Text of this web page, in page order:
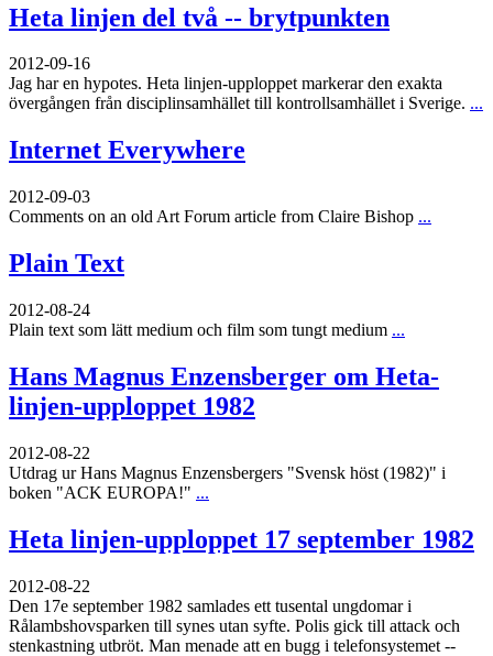
Heta linjen del två -- brytpunkten
2012-09-16
Jag har en hypotes. Heta linjen-upploppet markerar den exakta
övergången från disciplinsamhället till kontrollsamhället i Sverige. ...
Internet Everywhere
2012-09-03
Comments on an old Art Forum article from Claire Bishop ...
Plain Text
2012-08-24
Plain text som lätt medium och film som tungt medium ...
Hans Magnus Enzensberger om Heta-
linjen-upploppet 1982
2012-08-22
Utdrag ur Hans Magnus Enzensbergers "Svensk höst (1982)" i
boken "ACK EUROPA!" ...
Heta linjen-upploppet 17 september 1982
2012-08-22
Den 17e september 1982 samlades ett tusental ungdomar i
Rålambshovsparken till synes utan syfte. Polis gick till attack och
stenkastning utbröt. Man menade att en bugg i telefonsystemet --